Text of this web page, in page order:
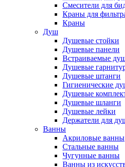
Смесители для
Краны для
Краны
Душ
Душевые стойки
Душевые панели
Встраиваемые
Душевые
Душевые штанги
Гигиенические
Душевые
Душевые шланги
Душевые лейки
Держатели для
Ванны
Акриловые ванны
Стальные ванны
Чугунные ванны
Ванны из